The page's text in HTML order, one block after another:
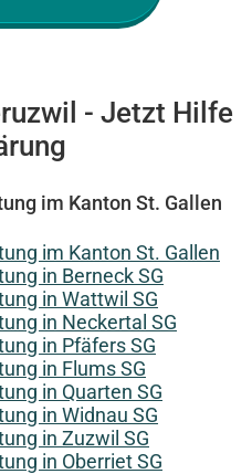
- Jetzt Hilfe
im Kanton St. Gallen
im Kanton St. Gallen
in Berneck SG
in Wattwil SG
in Neckertal SG
in Pfäfers SG
in Flums SG
in Quarten SG
in Widnau SG
in Zuzwil SG
in Oberriet SG